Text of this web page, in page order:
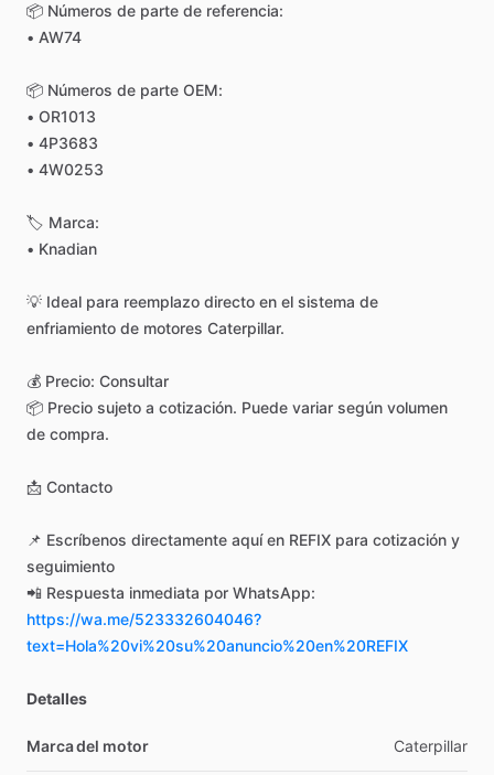
📦 Números de parte de referencia:
• AW74
📦 Números de parte OEM:
• OR1013
• 4P3683
• 4W0253
🏷 Marca:
• Knadian
💡 Ideal para reemplazo directo en el sistema de
enfriamiento de motores Caterpillar.
💰 Precio: Consultar
📦 Precio sujeto a cotización. Puede variar según volumen
de compra.
📩 Contacto
📌 Escríbenos directamente aquí en REFIX para cotización y
seguimiento
📲 Respuesta inmediata por WhatsApp:
https://wa.me/523332604046?
text=Hola%20vi%20su%20anuncio%20en%20REFIX
Detalles
Marca del motor Caterpillar